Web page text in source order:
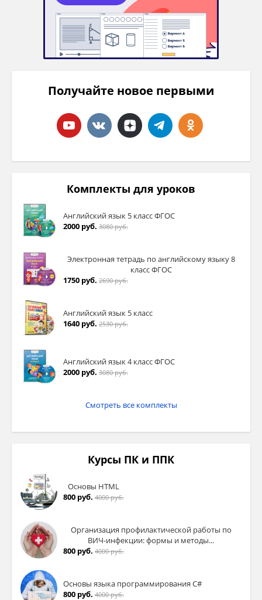
Получайте новое первыми
Комплекты для уроков
Английский язык 5 класс ФГОС
2000 руб. 3080 руб.
Электронная тетрадь по английскому языку 8
класс ФГОС
1750 руб. 2690 руб.
Английский язык 5 класс
1640 руб. 2530 руб.
Английский язык 4 класс ФГОС
2000 руб. 3080 руб.
Смотреть все комплекты
Курсы ПК и ППК
Основы HTML
800 руб. 4000 руб.
Организация профилактической работы по
ВИЧ-инфекции: формы и методы...
800 руб. 4000 руб.
Основы языка программирования C#
800 руб. 4000 руб.